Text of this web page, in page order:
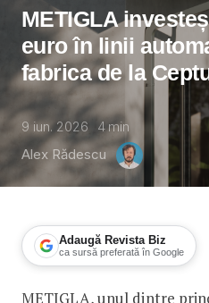
METIGLA
euro în linii
fabrica de la
9 iun. 2026 4min
Alex Rădescu
Adaugă Revista Biz
ca sursă preferată în Google
METIGLA, unul dintre